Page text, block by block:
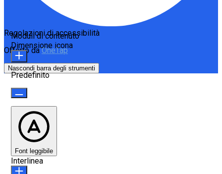
Regolazioni di accessibilità
Offerto daOneTap
Nascondi barra degli strumenti
Moduli di contenuto
Dimensione icona
Predefinito
Font leggibile
Interlinea